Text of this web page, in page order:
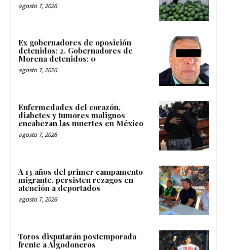
agosto 7, 2026
Ex gobernadores de oposición
detenidos: 2. Gobernadores de
Morena detenidos: 0
agosto 7, 2026
Enfermedades del corazón,
diabetes y tumores malignos
encabezan las muertes en México
agosto 7, 2026
A 13 años del primer campamento
migrante, persisten rezagos en
atención a deportados
agosto 7, 2026
Toros disputarán postemporada
frente a Algodoneros